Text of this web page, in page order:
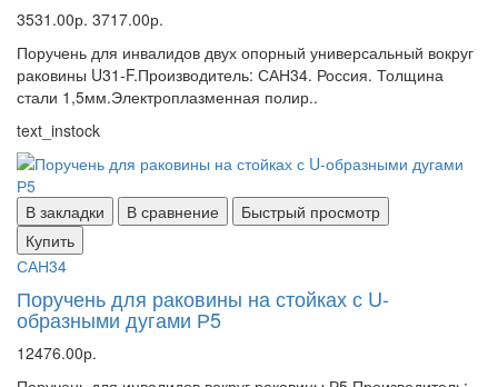
3531.00р. 3717.00р.
Поручень для инвалидов двух опорный универсальный вокруг
раковины U31-F.Производитель: САН34. Россия. Толщина
стали 1,5мм.Электроплазменная полир..
text_instock
В закладки В сравнение
Быстрый просмотр
Купить
САН34
Поручень для раковины на стойках с U-
образными дугами Р5
12476.00р.